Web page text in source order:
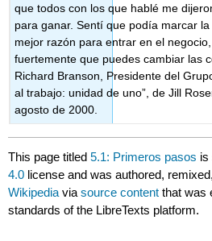
que todos con los que hablé me
para ganar. Sentí que podía marcar
mejor razón para entrar en el
fuertemente que puedes cambiar las
Richard Branson, Presidente del
al trabajo: unidad de uno”, de Jill
agosto de 2000.
This page titled5.1: Primeros pasos is
4.0 license and was authored,
Wikipedia viasource content that was
standards of the LibreTexts platform.